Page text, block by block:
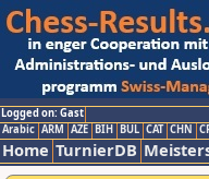
Logged on: Gast
Arabic ARM AZE BIH BUL CAT CHN
Home TurnierDB